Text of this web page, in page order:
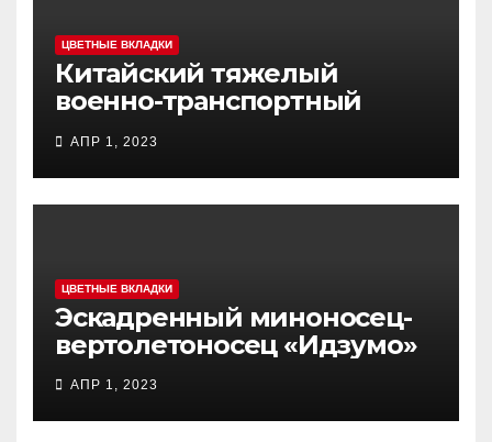
ЦВЕТНЫЕ ВКЛАДКИ
Китайский тяжелый
военно-транспортный
самолет (BTC) Y-20
(«ЮНЬ-20») «Куньпин»
АПР 1, 2023
ЦВЕТНЫЕ ВКЛАДКИ
Эскадренный миноносец-
вертолетоносец «Идзумо»
АПР 1, 2023